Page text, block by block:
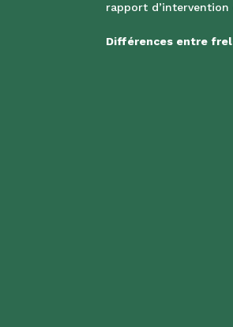
rapport d’intervention
Différences entre